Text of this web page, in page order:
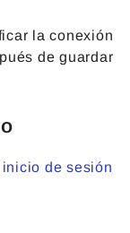
la conexión
de guardar
de sesión